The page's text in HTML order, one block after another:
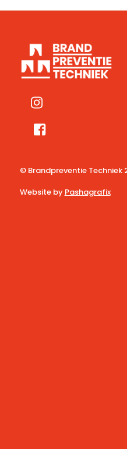
© Brandpreventie Techniek
Website by Pashagrafix